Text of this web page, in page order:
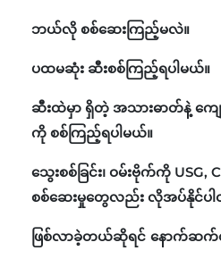
ဘယ်လို စစ်ဆေးကြည့်မလဲ။
ပထမဆုံး ဆီးစစ်ကြည့်ရပါမယ်။
ဆီးထဲမှာ ရှိတဲ့ အသားဓာတ်နဲ့ က
ကို စစ်ကြည့်ရပါမယ်။
သွေးစစ်ခြင်း၊ ဝမ်းဗိုက်ကို USG,
စစ်ဆေးမှုတွေလည်း လိုအပ်နိုင်ပ
ဖြစ်လာခဲ့တယ်ဆိုရင် နောက်ဆ